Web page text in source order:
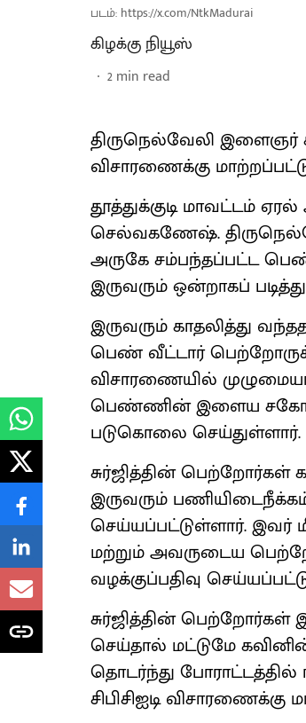
படம்: https://x.com/NtkMadurai
கிழக்கு நியூஸ்
2min read
திருநெல்வேலி இளைஞர்
விசாரணைக்கு
தூத்துக்குடி மாவட்டம்
செல்வகணேஷ்.
அருகே சம்பந்தப்பட்ட பெண்
இருவரும் ஒன்றாகப்
இருவரும் காதலித்து
பெண் வீட்டார்
விசாரணையில்
பெண்ணின் இளைய
படுகொலை செய்துள்ளார்.
சுர்ஜித்தின்
இருவரும்
செய்யப்பட்டுள்ளார். இவர்
மற்றும் அவருடைய
வழக்குப்பதிவு
சுர்ஜித்தின்
செய்தால் மட்டுமே
தொடர்ந்து போராட்டத்தில்
சிபிசிஐடி விசாரணைக்கு